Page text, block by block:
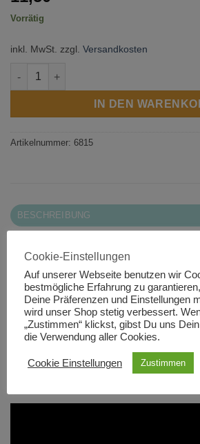
Vorrätig
inkl. MwSt. zzgl. Versandkosten
2 x Magnetenverschluss byAnnie Menge
IN DEN
Artikelnummer: 6815
BESCHREIBUNG
Enthält 2 Paar Magneten, die für
verwendet werden können.
Hersteller: ByAnnie
Cookie-Einstellungen
Auf unserer Webseite benutzen wir
bestmögliche Erfahrung zu
Deine Präferenzen und Einstellungen
wird unser Shop stetig verbessert.
„Zustimmen“ klickst, gibst Du uns
die Verwendung aller Cookies.
Cookie Einstellungen Zustimmen